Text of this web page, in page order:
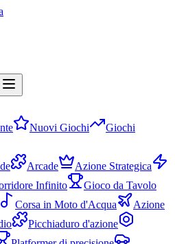
Nuovi Giochi
Giochi
Arcade
Azione Strategica
Infinito
Gioco da Tavolo
Corsa in Moto d'Acqua
Azione
Picchiaduro d'azione